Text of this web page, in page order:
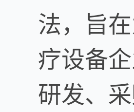
法，旨
疗设备
研发、采